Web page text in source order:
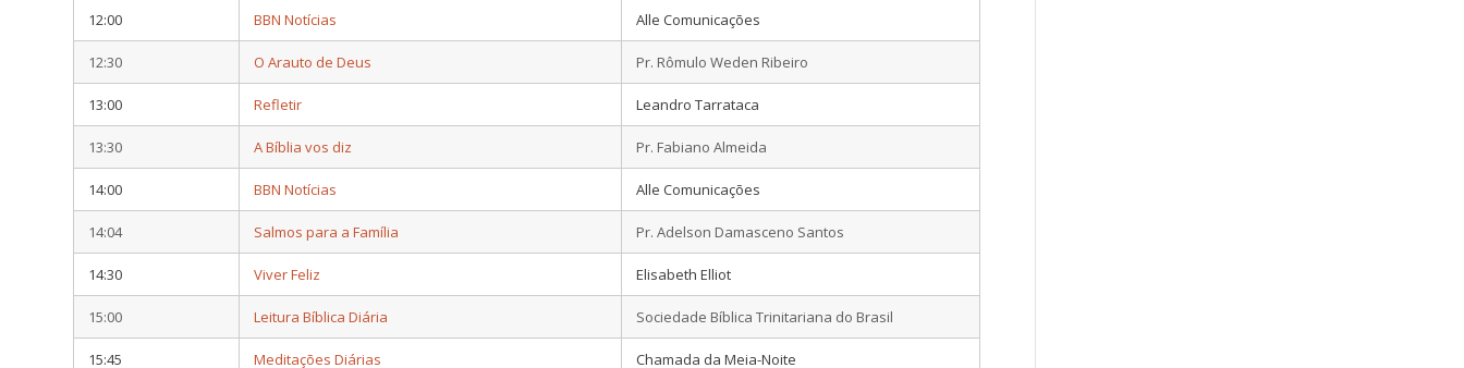
12:00 BBN Notícias Alle Comunicações
12:30 O Arauto de Deus Pr. Rômulo Weden Ribeiro
13:00 Refletir Leandro Tarrataca
13:30 A Bíblia vos diz Pr. Fabiano Almeida
14:00 BBN Notícias Alle Comunicações
14:04 Salmos para a Família Pr. Adelson Damasceno Santos
14:30 Viver Feliz Elisabeth Elliot
15:00 Leitura Bíblica Diária Sociedade Bíblica Trinitariana do Brasil
15:45 Meditações Diárias Chamada da Meia-Noite